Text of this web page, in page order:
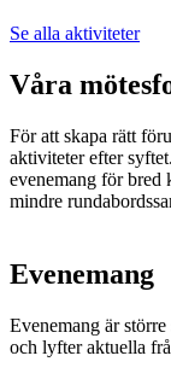
Se alla aktiviteter
Våra
För att skapa rätt
aktiviteter efter
evenemang för bred
mindre
Evenemang​
Evenemang är
och lyfter aktuella